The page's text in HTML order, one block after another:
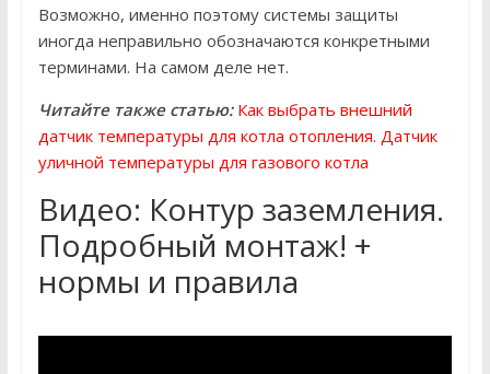
Возможно, именно поэтому системы защиты
иногда неправильно обозначаются конкретными
терминами. На самом деле нет.
Читайте также статью: Как выбрать внешний
датчик температуры для котла отопления. Датчик
уличной температуры для газового котла
Видео: Контур заземления.
Подробный монтаж! +
нормы и правила